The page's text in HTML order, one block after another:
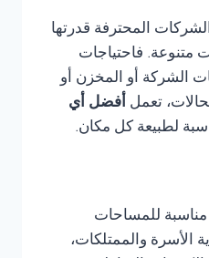
المحترفة قدرتها
متنوعة. فاحتياجات
الشركة أو المخزن أو
تعمل أفضل أي
لطبيعة كل مكان.
مناسبة للمساحات
الأسرة والممتلكات،